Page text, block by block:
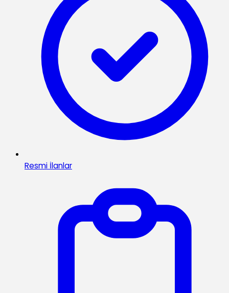
Resmi İlanlar